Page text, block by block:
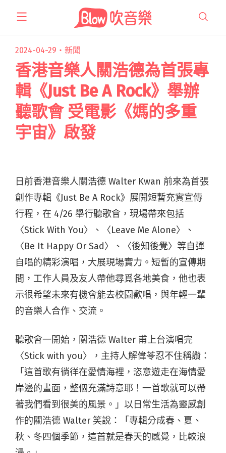
2024-04-29・ 新聞
香港⾳樂⼈關浩德為⾸張專
輯《Just Be A Rock》舉辦
聽歌會 受電影《媽的多重
宇宙》啟發
⽇前香港⾳樂⼈關浩德 Walter Kwan 前來為⾸張
創作專輯《Just Be A Rock》展開短暫充實宣傳
⾏程，在 4/26 舉⾏聽歌會，現場帶來包括
〈Stick With You〉、〈Leave Me Alone〉、
〈Be It Happy Or Sad〉、〈後知後覺〉等⾃彈
⾃唱的精彩演唱，⼤展現場實⼒。短暫的宣傳期
間，⼯作⼈員及友⼈帶他尋覓各地美食，他也表
示很希望未來有機會能去校園歡唱，與年輕⼀輩
的⾳樂⼈合作、交流。
聽歌會⼀開始，關浩德 Walter 甫上台演唱完
〈Stick with you〉，主持⼈解偉苓忍不住稱讚：
「這⾸歌有徜徉在愛情海裡，恣意遊走在海情愛
岸邊的畫⾯，整個充滿詩意耶！⼀⾸歌就可以帶
著我們看到很美的風景。」以⽇常⽣活為靈感創
作的關浩德 Walter 笑說：「專輯分成春、夏、
秋、冬四個季節，這⾸就是春天的感覺，比較浪